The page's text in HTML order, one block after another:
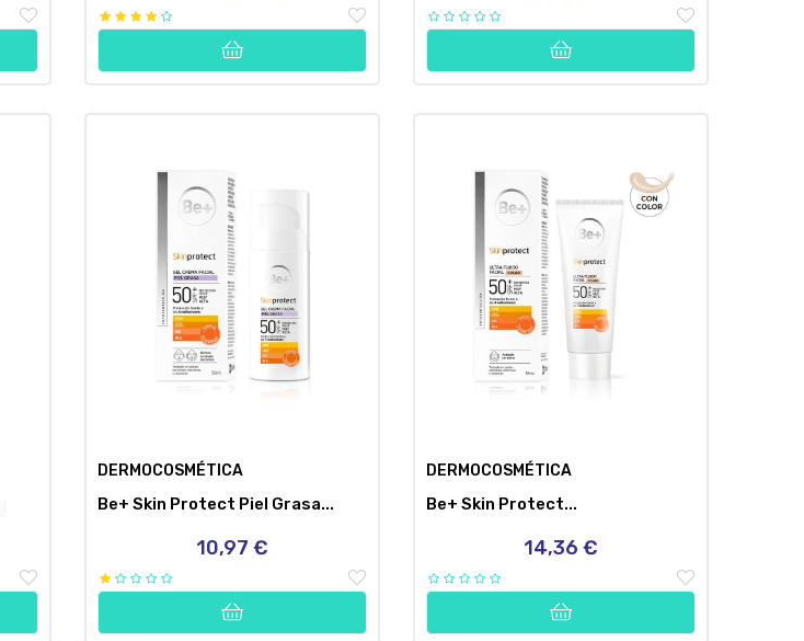
DERMOCOSMÉTICA
Be+ Skin Protect Piel Grasa...
Precio
10,97 €
DERMOCOSMÉTICA
Be+ Skin Protect...
Precio
14,36 €